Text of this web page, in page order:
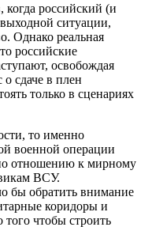
российский (и
ситуации,
Однако реальная
российские
освобождая
сдаче в плен
только в сценариях
то именно
военной операции
отношению к мирному
ВСУ.
бы обратить внимание
коридоры и
чтобы строить